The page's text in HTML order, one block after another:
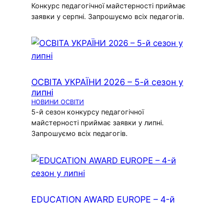
Конкурс педагогічної майстерності приймає
заявки у серпні. Запрошуємо всіх педагогів.
ОСВІТА УКРАЇНИ 2026 – 5-й сезон у
липні
НОВИНИ ОСВІТИ
5-й сезон конкурсу педагогічної
майстерності приймає заявки у липні.
Запрошуємо всіх педагогів.
EDUCATION AWARD EUROPE – 4-й